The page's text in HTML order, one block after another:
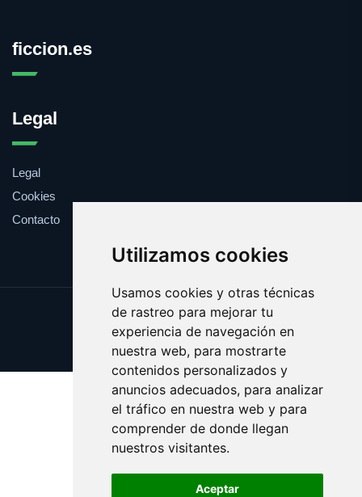
Utilizamos cookies
Usamos cookies y otras técnicas
de rastreo para mejorar tu
experiencia de navegación en
nuestra web, para mostrarte
contenidos personalizados y
anuncios adecuados, para analizar
el tráfico en nuestra web y para
comprender de donde llegan
nuestros visitantes.
Aceptar
ficcion.es
Legal
Legal
Cookies
Contacto
Update cookies preferences
Copyright © 2025 ficcion.es